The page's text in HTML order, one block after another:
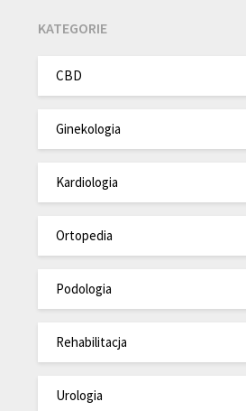
KATEGORIE
CBD
Ginekologia
Kardiologia
Ortopedia
Podologia
Rehabilitacja
Urologia